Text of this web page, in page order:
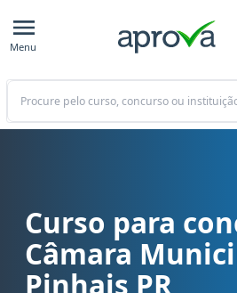
Menu
Buscar
Curso para concurso Câmara
Curso para
Câmara
Pinhais PR